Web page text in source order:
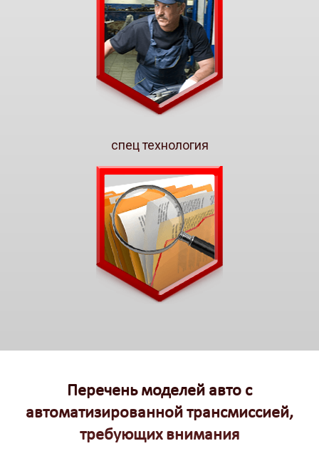
спец технология
Перечень моделей авто с
автоматизированной трансмиссией,
требующих внимания